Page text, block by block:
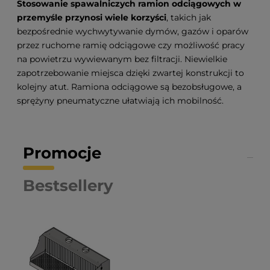
Stosowanie spawalniczych ramion odciągowych w
przemyśle przynosi wiele korzyści, takich jak
bezpośrednie wychwytywanie dymów, gazów i oparów
przez ruchome ramię odciągowe czy możliwość pracy
na powietrzu wywiewanym bez filtracji. Niewielkie
zapotrzebowanie miejsca dzięki zwartej konstrukcji to
kolejny atut. Ramiona odciągowe są bezobsługowe, a
sprężyny pneumatyczne ułatwiają ich mobilność.
Promocje
Bestsellery